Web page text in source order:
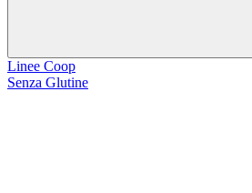
Linee Coop
Senza Glutine